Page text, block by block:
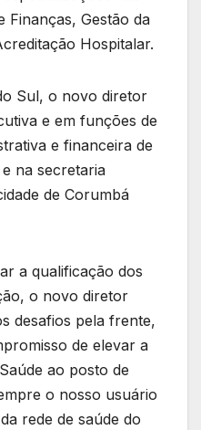
Finanças, Gestão da
Hospitalar.
Sul, o novo diretor
e em funções de
e financeira de
na secretaria
de Corumbá
a qualificação dos
o novo diretor
desafios pela frente,
de elevar a
ao posto de
o nosso usuário
rede de saúde do